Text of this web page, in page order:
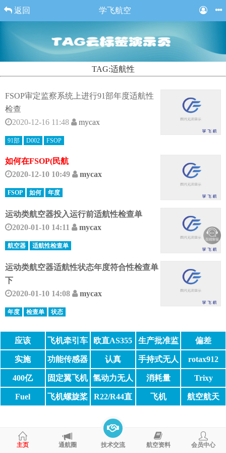
返回 学飞航空
TAG:适航性
FSOP审定监察系统上进行91部年度适航性
检查
2020-12-16 11:48
mycax
91部 D002 FSOP
如何在FSOP(民航
2020-12-10 10:49
mycax
FSOP 如何 年度
运动类航空器投入运行前适航性检查单
2020-01-10 14:11
mycax
航空器 适航性检查单
运动类航空器适航性状态年度符合性检查单
下
2020-01-10 14:08
mycax
年度 检查单 状态
应该 飞机牵引车 欧直AS355 生产批准监
督
偏差
实施 功能传感器 认真 手持式无人
机
rotax912
400亿 固定翼飞机 氢动力无人
机
消耗量 Trixy
Fuel 飞机螺旋桨 R22/R44直 飞机 航空航天
主页 通航圈 技术交流 航空资料 会员中心